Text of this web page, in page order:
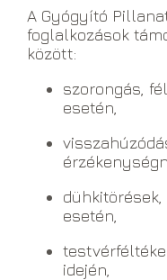
A Gyógyító
foglalkozások
között:
szorongás,
esetén,
esetén,
idején,